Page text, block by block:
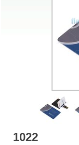
1022